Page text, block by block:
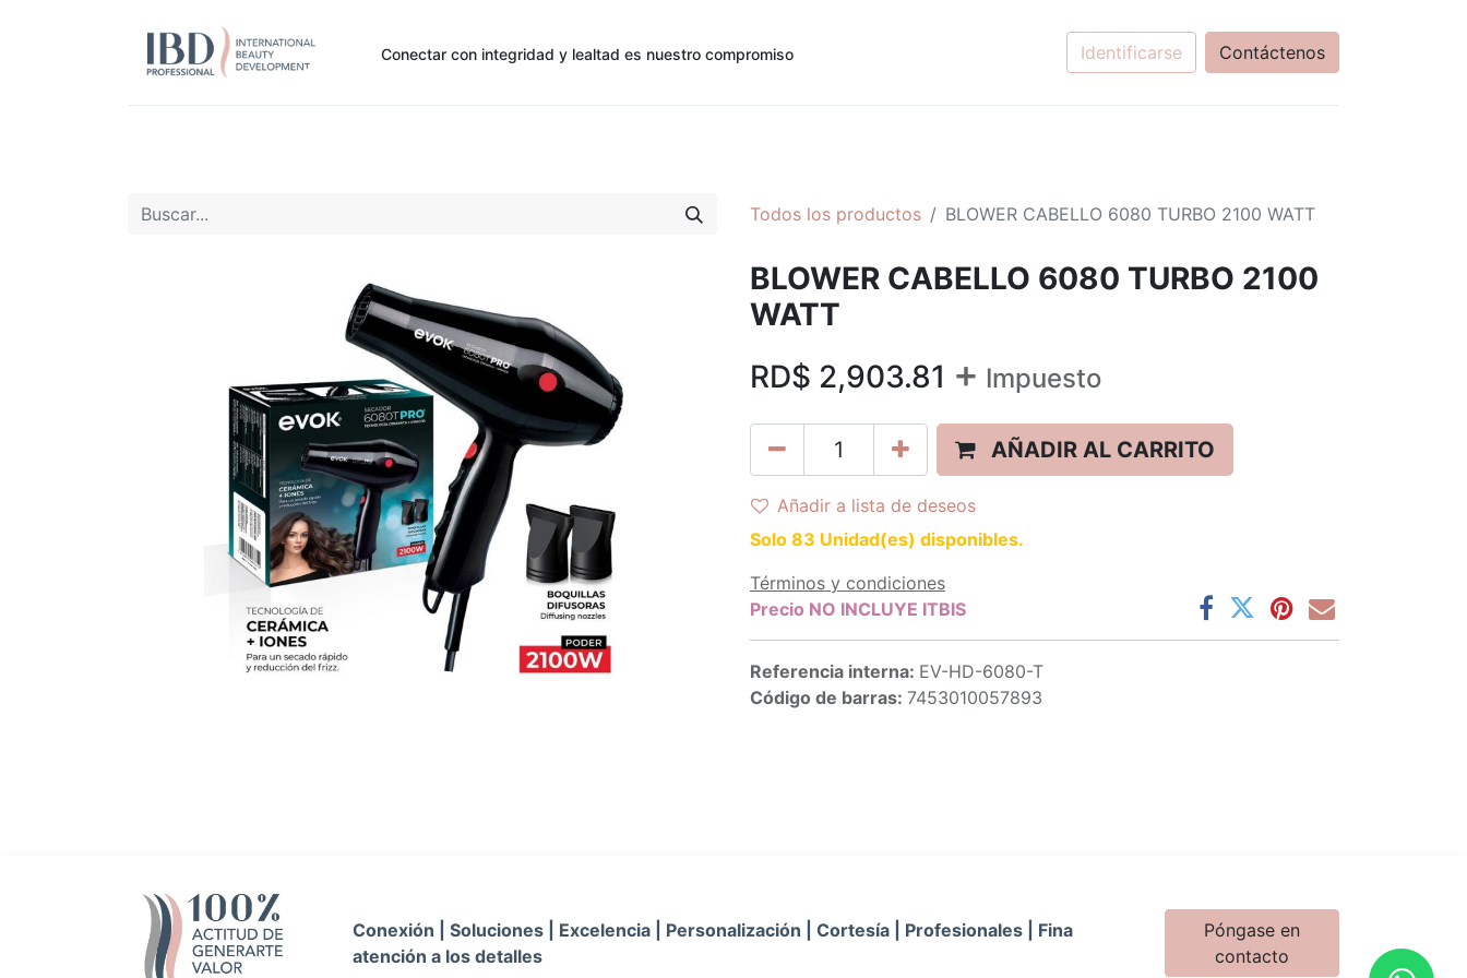
Conectar con integridad y lealtad es nuestro compromiso Identificarse Contáctenos
Todos los productos BLOWER CABELLO 6080 TURBO 2100 WATT
BLOWER CABELLO 6080 TURBO 2100
WATT
RD$ 2,903.81 + Impuesto
AÑADIR AL CARRITO
Añadir a lista de deseos
Solo 83 Unidad(es) disponibles.
Términos y condiciones
Precio NO INCLUYE ITBIS
Referencia interna: EV-HD-6080-T
Código de barras: 7453010057893
Conexión | Soluciones | Excelencia | Personalización | Cortesía | Profesionales | Fina
atención a los detalles
Póngase en
contacto